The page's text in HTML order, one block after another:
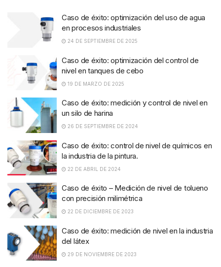
Caso de éxito: optimización del uso de agua
en procesos industriales
24 DE SEPTIEMBRE DE 2025
Caso de éxito: optimización del control de
nivel en tanques de cebo
19 DE MARZO DE 2025
Caso de éxito: medición y control de nivel en
un silo de harina
26 DE SEPTIEMBRE DE 2024
Caso de éxito: control de nivel de químicos en
la industria de la pintura.
22 DE ABRIL DE 2024
Caso de éxito – Medición de nivel de tolueno
con precisión milimétrica
22 DE DICIEMBRE DE 2023
Caso de éxito: medición de nivel en la industria
del látex
29 DE NOVIEMBRE DE 2023